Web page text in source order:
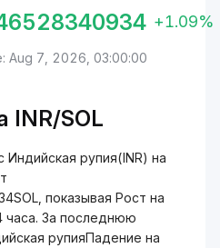
+1.09%
Aug 7, 2026, 03:00:00
INR/SOL
рупия(INR) на
показывая Рост на
часа. За последнюю
рупияПадение на